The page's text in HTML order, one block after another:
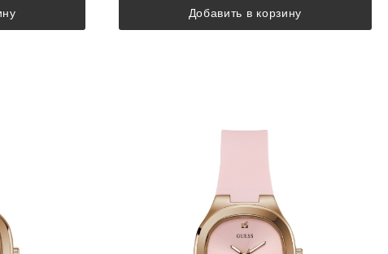
Добавить в корзину